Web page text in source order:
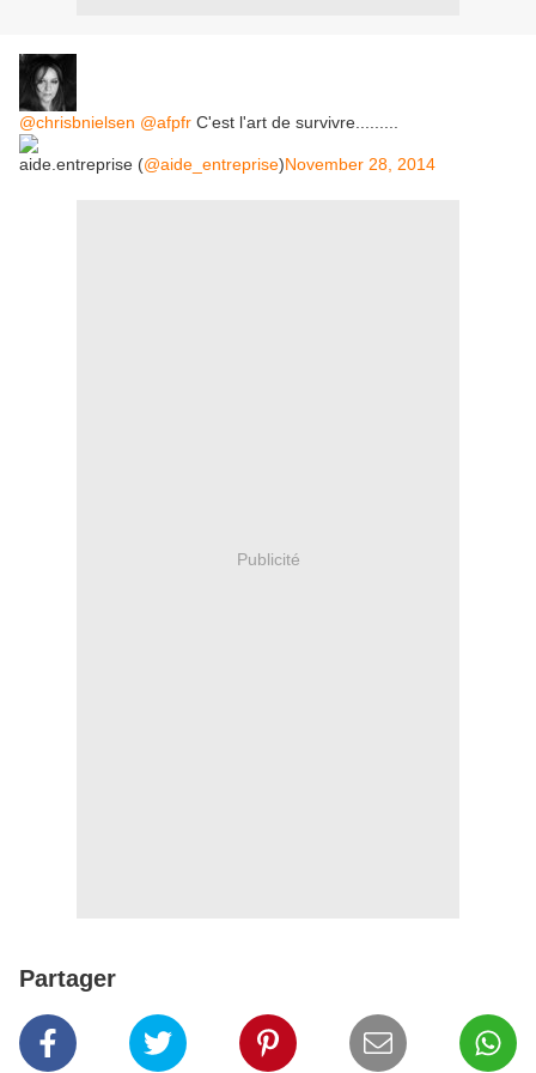
@chrisbnielsen @afpfr C'est l'art de survivre.........
aide.entreprise (@aide_entreprise)November 28, 2014
Publicité
Partager